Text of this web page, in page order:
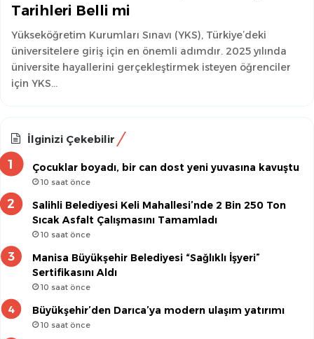
Tarihleri Belli mi
Yükseköğretim Kurumları Sınavı (YKS), Türkiye’deki
üniversitelere giriş için en önemli adımdır. 2025 yılında
üniversite hayallerini gerçekleştirmek isteyen öğrenciler
için YKS…
İlginizi Çekebilir
Çocuklar boyadı, bir can dost yeni yuvasına kavuştu
10 saat önce
Salihli Belediyesi Keli Mahallesi’nde 2 Bin 250 Ton
Sıcak Asfalt Çalışmasını Tamamladı
10 saat önce
Manisa Büyükşehir Belediyesi “Sağlıklı İşyeri”
Sertifikasını Aldı
10 saat önce
Büyükşehir’den Darıca’ya modern ulaşım yatırımı
10 saat önce